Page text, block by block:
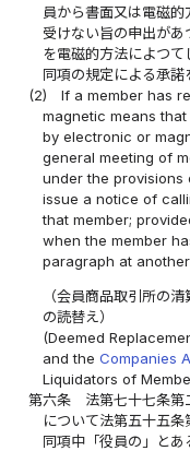
員から書面又は電磁
受けない旨の申出が
を電磁的方法によつ
同項の規定による承諾
(2)
If a member has
magnetic means
by electronic or
general meeting of
under the
issue a notice of
that member;
when the member
paragraph at
（会員商品取引所の
の読替え）
(Deemed
and theCompanies
Liquidators of
第六条
法第七十七条第
について法第五十五条
同項中「役員の」と